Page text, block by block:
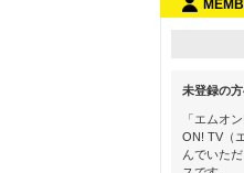
Apple
16:30
あのころK-
18:30
未登録の
「エムオ
ON! TV（
んでいた